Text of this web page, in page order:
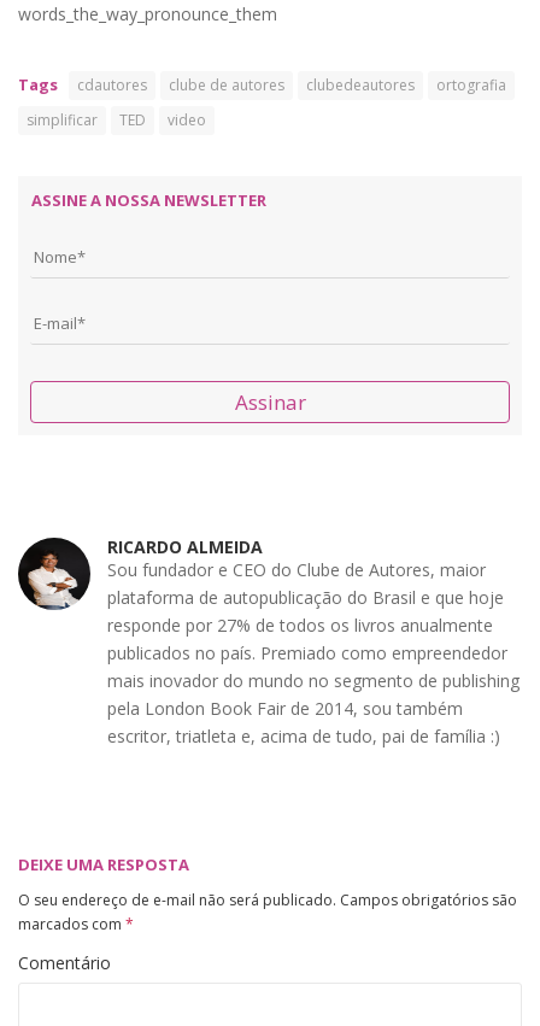
words_the_way_pronounce_them
Tags cdautores clube de autores clubedeautores
ortografia
simplificar
TED video
ASSINE A NOSSA NEWSLETTER
Assinar
RICARDO ALMEIDA
Sou fundador e CEO do Clube de Autores, maior
plataforma de autopublicação do Brasil e que hoje
responde por 27% de todos os livros anualmente
publicados no país. Premiado como empreendedor
mais inovador do mundo no segmento de publishing
pela London Book Fair de 2014, sou também
escritor, triatleta e, acima de tudo, pai de família :)
DEIXE UMA RESPOSTA
O seu endereço de e-mail não será publicado. Campos obrigatórios são
marcados com *
Comentário